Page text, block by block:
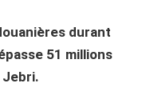
durant
51 millions
Jebri.